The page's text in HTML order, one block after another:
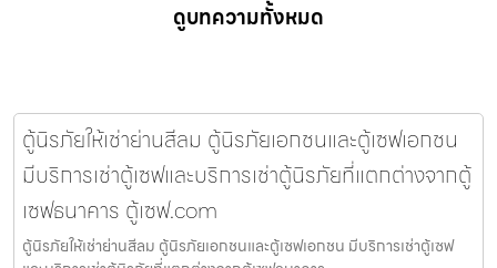
ดูบทความทั้งหมด
ตู้นิรภัยให้เช่าย่านสีลม ตู้นิรภัยเอกชนและตู้เซฟเอกชน
มีบริการเช่าตู้เซฟและบริการเช่าตู้นิรภัยที่แตกต่างจากตู้
เซฟธนาคาร ตู้เซฟ.com
ตู้นิรภัยให้เช่าย่านสีลม ตู้นิรภัยเอกชนและตู้เซฟเอกชน มีบริการเช่าตู้เซฟ